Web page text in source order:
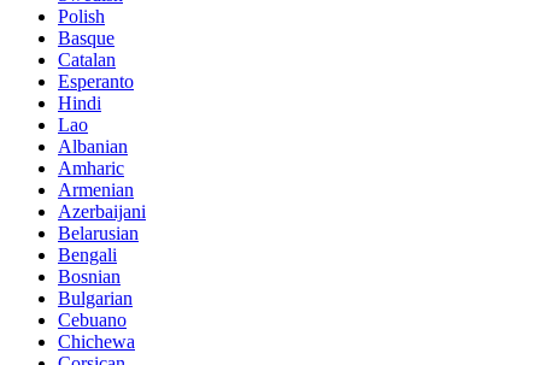
Polish
Basque
Catalan
Esperanto
Hindi
Lao
Albanian
Amharic
Armenian
Azerbaijani
Belarusian
Bengali
Bosnian
Bulgarian
Cebuano
Chichewa